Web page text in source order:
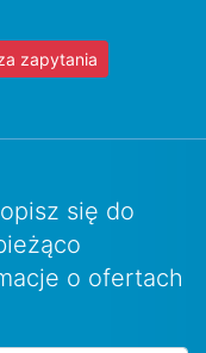
zapytania
się do
o ofertach